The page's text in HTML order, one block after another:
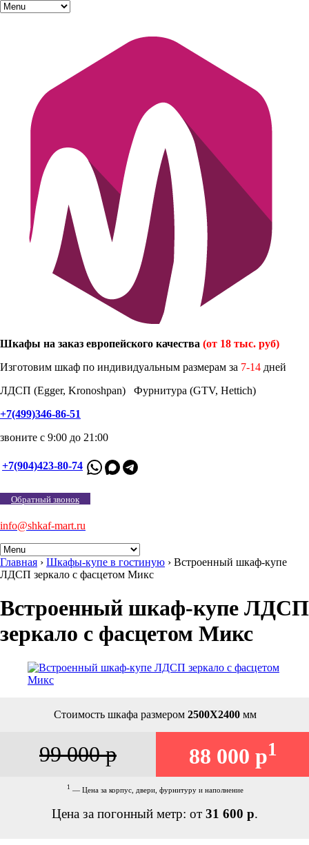
Шкафы на заказ европейского качества (от 18 тыс. руб)
Изготовим шкаф по индивидуальным размерам за 7-14 дней
ЛДСП (Egger, Kronoshpan) Фурнитура (GTV, Hettich)
+7(499)346-86-51
звоните с 9:00 до 21:00
+7(904)423-80-74
Обратный звонок
info@shkaf-mart.ru
Главная › Шкафы-купе в гостиную › Встроенный шкаф-купе
ЛДСП зеркало с фасцетом Микс
Встроенный шкаф-купе ЛДСП
зеркало с фасцетом Микс
Стоимость шкафа размером 2500Х2400мм
99 000 р 88 000 р1
1 — Цена за корпус, двери, фурнитуру и наполнение
Цена за погонный метр: от 31 600 р.